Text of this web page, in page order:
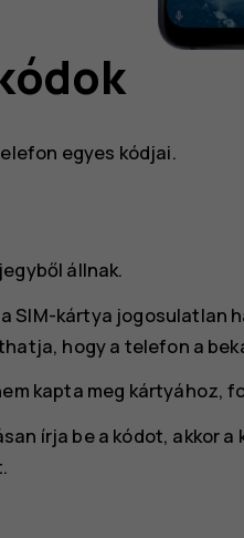
egyes kódjai.
állnak.
a SIM-kártya
hogy a telefon a
kapta meg kártyához,
írja be a kódot, akkor